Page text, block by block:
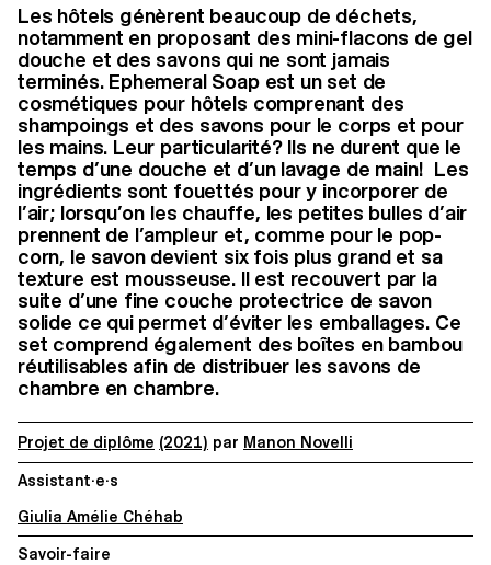
Les hôtels génèrent beaucoup de déchets,
notamment en proposant des mini-flacons de gel
douche et des savons qui ne sont jamais
terminés. Ephemeral Soap est un set de
cosmétiques pour hôtels comprenant des
shampoings et des savons pour le corps et pour
les mains. Leur particularité? Ils ne durent que le
temps d’une douche et d’un lavage de main! Les
ingrédients sont fouettés pour y incorporer de
l’air; lorsqu’on les chauffe, les petites bulles d’air
prennent de l’ampleur et, comme pour le pop-
corn, le savon devient six fois plus grand et sa
texture est mousseuse. Il est recouvert par la
suite d’une fine couche protectrice de savon
solide ce qui permet d’éviter les emballages. Ce
set comprend également des boîtes en bambou
réutilisables afin de distribuer les savons de
chambre en chambre.
Projet de diplôme (2021) par Manon Novelli
Assistant·e·s
Giulia Amélie Chéhab
Savoir-faire